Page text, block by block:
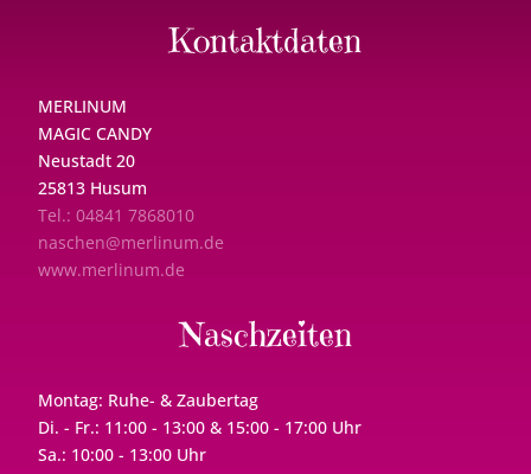
Kontaktdaten
MERLINUM
MAGIC CANDY
Neustadt 20
25813 Husum
Tel.: 04841 7868010
naschen@merlinum.de
www.merlinum.de
Naschzeiten
Montag: Ruhe- & Zaubertag
Di. - Fr.: 11:00 - 13:00 & 15:00 - 17:00 Uhr
Sa.: 10:00 - 13:00 Uhr